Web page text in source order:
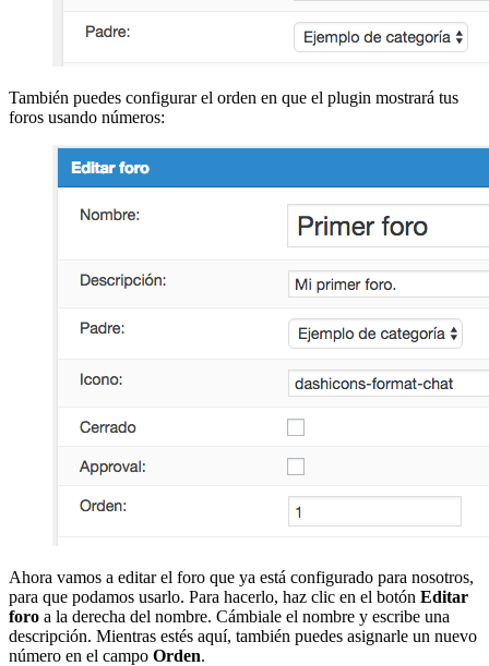
También puedes configurar el orden en que el plugin mostrará tus
foros usando números:
Ahora vamos a editar el foro que ya está configurado para nosotros,
para que podamos usarlo. Para hacerlo, haz clic en el botón Editar
foro a la derecha del nombre. Cámbiale el nombre y escribe una
descripción. Mientras estés aquí, también puedes asignarle un nuevo
número en el campo Orden.